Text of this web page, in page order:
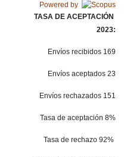
Powered by
TASA DE ACEPTACIÓN
2023:
Envíos recibidos 169
Envíos aceptados 23
Envíos rechazados 151
Tasa de aceptación 8%
Tasa de rechazo 92%